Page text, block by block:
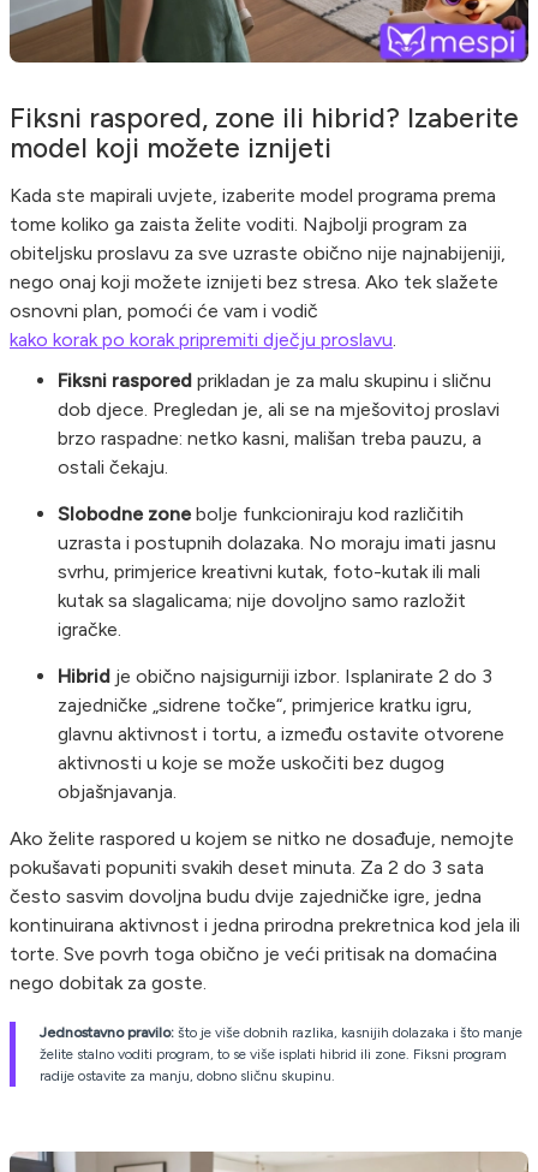
Fiksni raspored, zone ili hibrid? Izaberite
model koji možete iznijeti
Kada ste mapirali uvjete, izaberite model programa prema
tome koliko ga zaista želite voditi. Najbolji program za
obiteljsku proslavu za sve uzraste obično nije najnabijeniji,
nego onaj koji možete iznijeti bez stresa. Ako tek slažete
osnovni plan, pomoći će vam i vodič
kako korak po korak pripremiti dječju proslavu
Fiksni raspored prikladan je za malu skupinu i sličnu
dob djece. Pregledan je, ali se na mješovitoj proslavi
brzo raspadne: netko kasni, mališan treba pauzu, a
ostali čekaju.
Slobodne zone bolje funkcioniraju kod različitih
uzrasta i postupnih dolazaka. No moraju imati jasnu
svrhu, primjerice kreativni kutak, foto-kutak ili mali
kutak sa slagalicama; nije dovoljno samo razložit
igračke.
Hibrid je obično najsigurniji izbor. Isplanirate 2 do 3
zajedničke „sidrene točke“, primjerice kratku igru,
glavnu aktivnost i tortu, a između ostavite otvorene
aktivnosti u koje se može uskočiti bez dugog
objašnjavanja.
Ako želite raspored u kojem se nitko ne dosađuje, nemojte
pokušavati popuniti svakih deset minuta. Za 2 do 3 sata
često sasvim dovoljna budu dvije zajedničke igre, jedna
kontinuirana aktivnost i jedna prirodna prekretnica kod jela ili
torte. Sve povrh toga obično je veći pritisak na domaćina
nego dobitak za goste.
Jednostavno pravilo: što je više dobnih razlika, kasnijih dolazaka i što manje
želite stalno voditi program, to se više isplati hibrid ili zone. Fiksni program
radije ostavite za manju, dobno sličnu skupinu.